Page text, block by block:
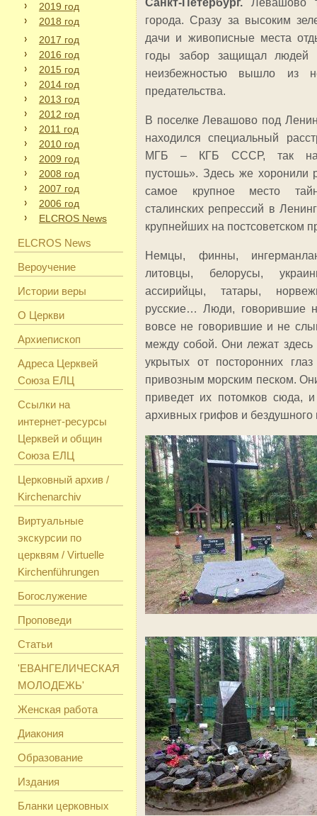
2019 год
2018 год
2017 год
2016 год
2015 год
2014 год
2013 год
2012 год
2011 год
2010 год
2009 год
2008 год
2007 год
2006 год
ELCROS News
ELCROS News
Вероучение
Истории веры
О Церкви
Архиепископ
Адреса Церквей
Союза ЕЛЦ
Ссылки на
интернет-ресурсы
Церквей и общин
Союза ЕЛЦ
Церковный архив /
Kirchenarchiv
Виртуальные
экскурсии по
церквям / Virtuelle
Kirchenführungen
Богослужение
Проповеди
Статьи
'ЕВАНГЕЛИЧЕСКАЯ
МОЛОДЕЖЬ'
Женская работа
Диакония
Образование
Издания
Бланки церковных
Санкт-Петербург. Левашово
города. Сразу за высоким
дачи и живописные места
годы забор защищал людей
неизбежностью вышло из
предательства.
В поселке Левашово под
находился специальный
МГБ – КГБ СССР, так
пустошь». Здесь же хоронили
самое крупное место
сталинских репрессий в
крупнейших на постсоветском
Немцы, финны,
литовцы, белорусы,
ассирийцы, татары,
русские… Люди, говорившие
вовсе не говорившие и не
между собой. Они лежат
укрытых от посторонних
привозным морским песком.
приведет их потомков сюда,
архивных грифов и